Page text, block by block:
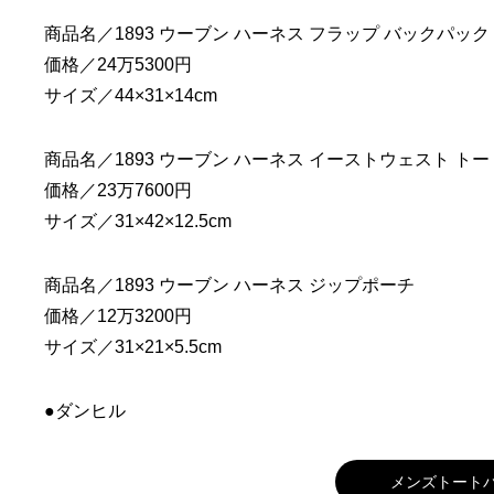
商品名／1893 ウーブン ハーネス フラップ バックパック
価格／24万5300円
サイズ／44×31×14cm
商品名／1893 ウーブン ハーネス イーストウェスト トー
価格／23万7600円
サイズ／31×42×12.5cm
商品名／1893 ウーブン ハーネス ジップポーチ
価格／12万3200円
サイズ／31×21×5.5cm
●ダンヒル
メンズトート